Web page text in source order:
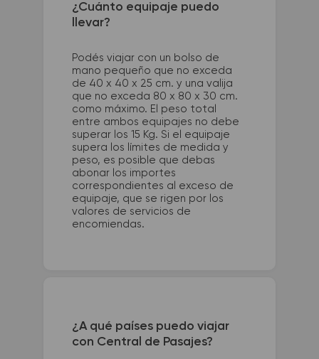
¿Cuánto equipaje puedo
llevar?
Podés viajar con un bolso de
mano pequeño que no exceda
de 40 x 40 x 25 cm. y una valija
que no exceda 80 x 80 x 30 cm.
como máximo. El peso total
entre ambos equipajes no debe
superar los 15 Kg. Si el equipaje
supera los límites de medida y
peso, es posible que debas
abonar los importes
correspondientes al exceso de
equipaje, que se rigen por los
valores de servicios de
encomiendas.
¿A qué países puedo viajar
con Central de Pasajes?